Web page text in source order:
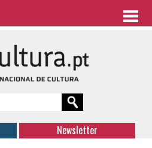
Newsletter